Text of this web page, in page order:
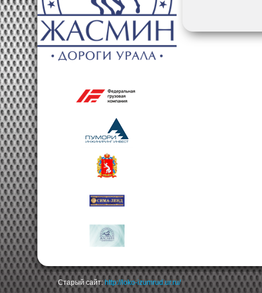
Старый сайт:http://loko-izumrud.ur.ru/